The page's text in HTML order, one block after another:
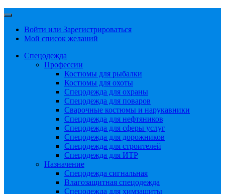
Войти или Зарегистрироваться
Мой список желаний
Спецодежда
Профессии
Костюмы для рыбалки
Костюмы для охоты
Спецодежда для охраны
Спецодежда для поваров
Сварочные костюмы и нарукавники
Спецодежда для нефтяников
Спецодежда для сферы услуг
Спецодежда для дорожников
Спецодежда для строителей
Спецодежда для ИТР
Назначение
Спецодежда сигнальная
Влагозащитная спецодежда
Спецодежда для химзащиты